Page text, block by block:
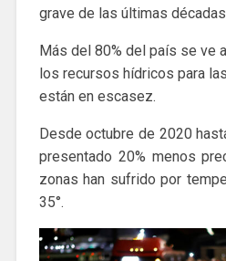
grave de las últimas
Más del 80% del país se ve
los recursos hídricos para
están en escasez.
Desde octubre de 2020
presentado 20% menos
zonas han sufrido por
35°.